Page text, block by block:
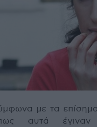
με τα
αυτά